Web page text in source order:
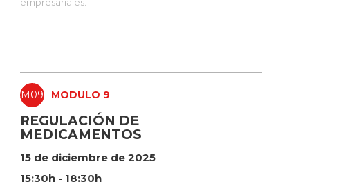
M09 MODULO 9
REGULACIÓN DE
MEDICAMENTOS
15 de diciembre de 2025
15:30h - 18:30h